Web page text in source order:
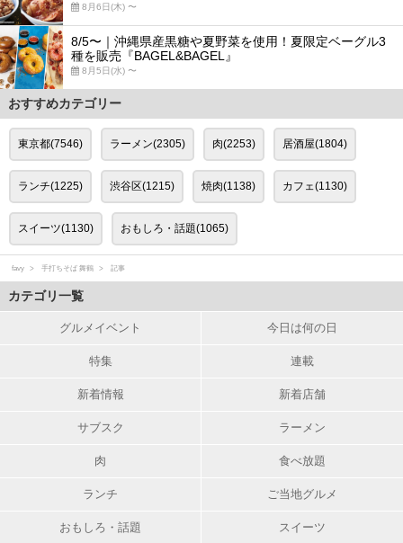
8月6日(木) 〜
8/5〜｜沖縄県産黒糖や夏野菜を使用！夏限定ベーグル3
種を販売『BAGEL&BAGEL』
8月5日(水) 〜
おすすめカテゴリー
東京都(7546) ラーメン(2305) 肉(2253) 居酒屋(1804)
ランチ(1225) 渋谷区(1215) 焼肉(1138) カフェ(1130)
スイーツ(1130) おもしろ・話題(1065)
favy 手打ちそば 舞鶴 記事
カテゴリ一覧
グルメイベント 今日は何の日
特集 連載
新着情報 新着店舗
サブスク ラーメン
肉 食べ放題
ランチ ご当地グルメ
おもしろ・話題 スイーツ